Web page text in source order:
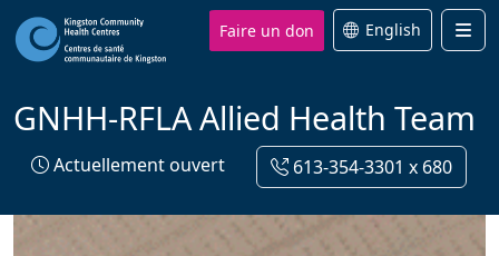
Faire un don English
GNHH-RFLA Allied Health Team
Actuellement ouvert 613-354-3301 x 680